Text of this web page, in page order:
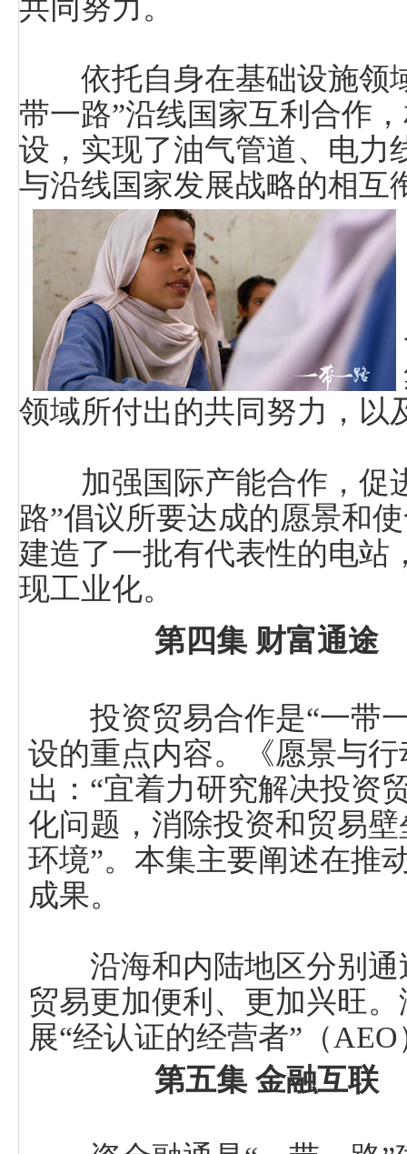
共同努力。
依托自身在基础设施领
带一路”沿线国家互利合作
设，实现了油气管道、电力
与沿线国家发展战略的相互
领域所付出的共同努力，以
加强国际产能合作，促
路”倡议所要达成的愿景和
建造了一批有代表性的电站
现工业化。
第四集 财富通途
投资贸易合作是“一带
设的重点内容。《愿景与行
出：“宜着力研究解决投资
化问题，消除投资和贸易
环境”。本集主要阐述在推
成果。
沿海和内陆地区分别通
贸易更加便利、更加兴旺
展“经认证的经营者”（
第五集 金融互联